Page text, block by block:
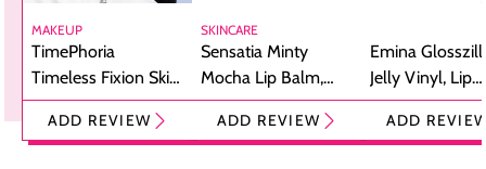
MAKEUP
TimePhoria
Timeless Fixion Skin
Tint Stick,
Foundation dan
ADD REVIEW
SKINCARE
Sensatia Minty
Mocha Lip Balm,
Pelembap Bibir
dengan Aroma
ADD REVIEW
Emina
Jelly Vinyl, Lip
Cream Glossy
Ringan
ADD